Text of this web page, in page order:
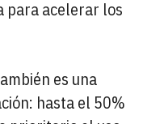
para acelerar los
es una
hasta el 50%